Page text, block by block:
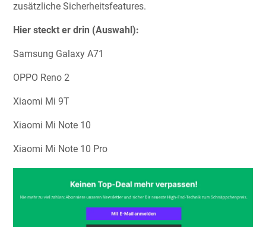
zusätzliche Sicherheitsfeatures.
Hier steckt er drin (Auswahl):
Samsung Galaxy A71
OPPO Reno 2
Xiaomi Mi 9T
Xiaomi Mi Note 10
Xiaomi Mi Note 10 Pro